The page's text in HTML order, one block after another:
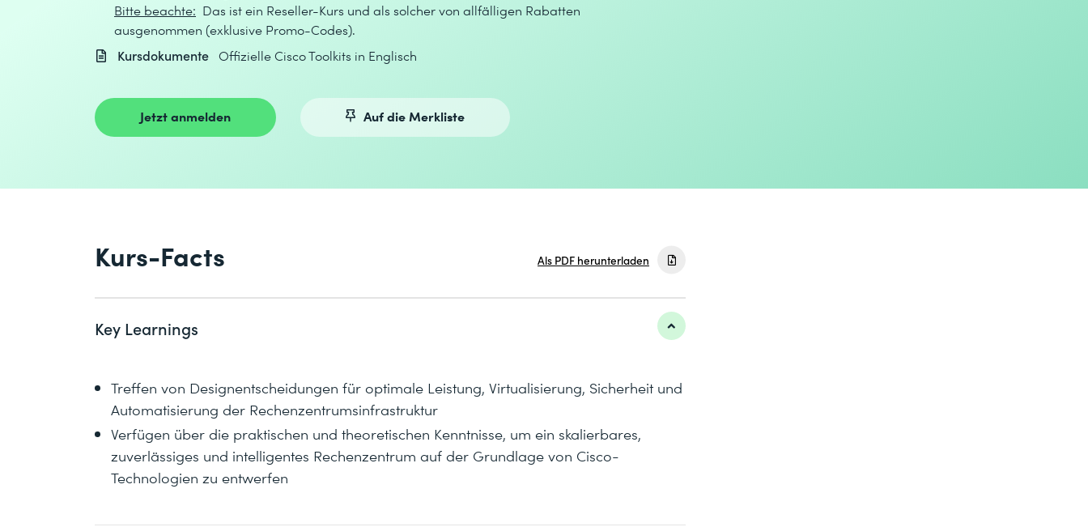
Bitte beachte: Das ist ein Reseller-Kurs und als solcher von allfälligen Rabatten
ausgenommen (exklusive Promo-Codes).
Kursdokumente Offizielle Cisco Toolkits in Englisch
Jetzt anmelden Auf die Merkliste
Kurs-Facts Als PDF herunterladen
Key Learnings
Treffen von Designentscheidungen für optimale Leistung, Virtualisierung, Sicherheit und
Automatisierung der Rechenzentrumsinfrastruktur
Verfügen über die praktischen und theoretischen Kenntnisse, um ein skalierbares,
zuverlässiges und intelligentes Rechenzentrum auf der Grundlage von Cisco-
Technologien zu entwerfen